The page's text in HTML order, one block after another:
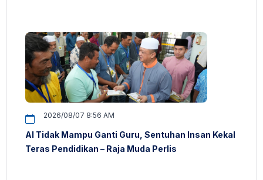
2026/08/07 8:56 AM
AI Tidak Mampu Ganti Guru, Sentuhan Insan Kekal
Teras Pendidikan – Raja Muda Perlis